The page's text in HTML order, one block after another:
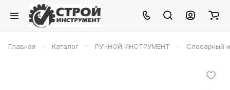
Главная – Каталог – РУЧНОЙ ИНСТРУМЕНТ – Слесарный